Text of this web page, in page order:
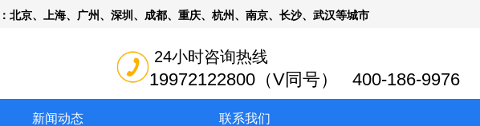
24小时咨询热线
19972122800（V同号） 400-186-9976
北京、上海、广州、深圳、成都、重庆、杭州、南京、长沙、武汉等城市
新闻动态 联系我们